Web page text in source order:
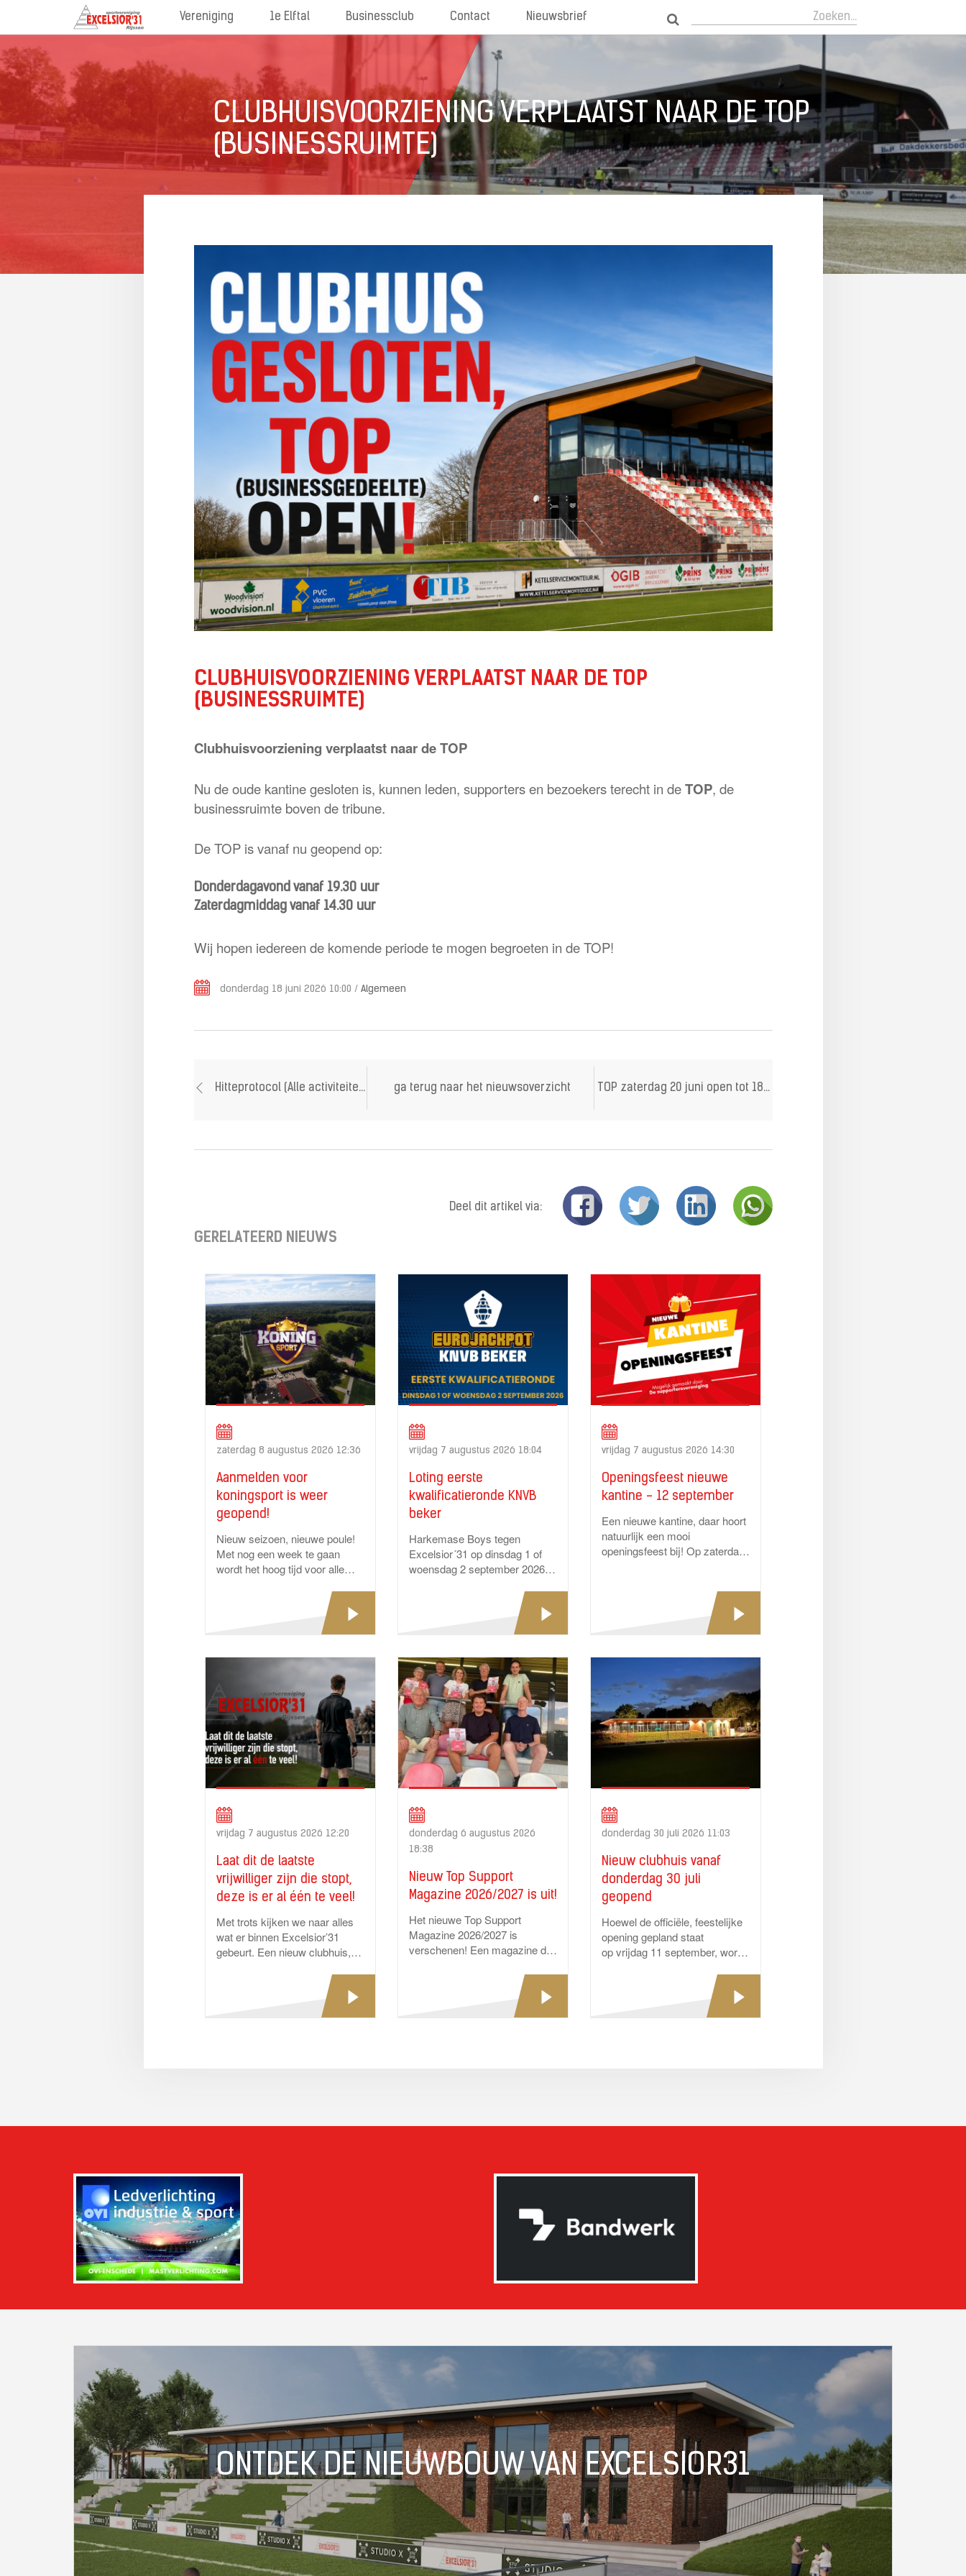
Vereniging 1e Elftal Businessclub Contact Nieuwsbrief Zoeken...
CLUBHUISVOORZIENING VERPLAATST NAAR DE TOP
(BUSINESSRUIMTE)
CLUBHUISVOORZIENING VERPLAATST NAAR DE TOP
(BUSINESSRUIMTE)
Clubhuisvoorziening verplaatst naar de TOP
Nu de oude kantine gesloten is, kunnen leden, supporters en bezoekers terecht in deTOP, de
businessruimte boven de tribune.
De TOP is vanaf nu geopend op:
Donderdagavond vanaf 19.30 uur
Zaterdagmiddag vanaf 14.30 uur
Wij hopen iedereen de komende periode te mogen begroeten in de TOP!
donderdag 18 juni 2026 10:00 / Algemeen
Hitteprotocol (Alle activiteiten afgelast!) ga terug naar het nieuwsoverzicht TOP zaterdag 20 juni open tot 18.00 uur
Deel dit artikel via:
GERELATEERD NIEUWS
zaterdag 8 augustus 2026 12:36
Aanmelden voor
koningsport is weer
geopend!
Nieuw seizoen, nieuwe poule!
Met nog een week te gaan
wordt het hoog tijd voor alle
bij de Excelsior'31 seizoen...
vrijdag 7 augustus 2026 18:04
Loting eerste
kwalificatieronde KNVB
beker
Harkemase Boys tegen
Excelsior´31 op dinsdag 1 of
woensdag 2 september 2026
vrijdagavond Live op ESPN
vrijdag 7 augustus 2026 14:30
Openingsfeest nieuwe
kantine - 12 september
Een nieuwe kantine, daar hoort
natuurlijk een mooi
openingsfeest bij! Op zaterdag
vrijdag 7 augustus 2026 12:20
Laat dit de laatste
vrijwilliger zijn die stopt,
deze is er al één te veel!
Met trots kijken we naar alles
wat er binnen Excelsior’31
gebeurt. Een nieuw clubhuis,
donderdag 6 augustus 2026
18:38
Nieuw Top Support
Magazine 2026/2027 is uit!
Het nieuwe Top Support
Magazine 2026/2027 is
verschenen! Een magazine dat
donderdag 30 juli 2026 11:03
Nieuw clubhuis vanaf
donderdag 30 juli
geopend
Hoewel de officiële, feestelijke
opening gepland staat
op vrijdag 11 september, wordt
ONTDEK DE NIEUWBOUW VAN EXCELSIOR31